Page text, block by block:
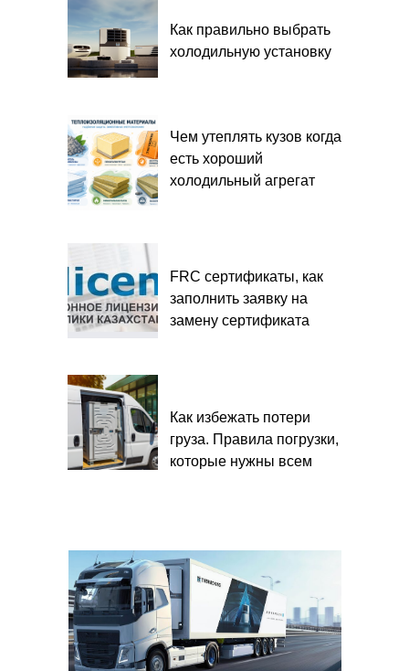
Как правильно выбрать
холодильную установку
Чем утеплять кузов когда
есть хороший
холодильный агрегат
FRC сертификаты, как
заполнить заявку на
замену сертификата
Как избежать потери
груза. Правила погрузки,
которые нужны всем